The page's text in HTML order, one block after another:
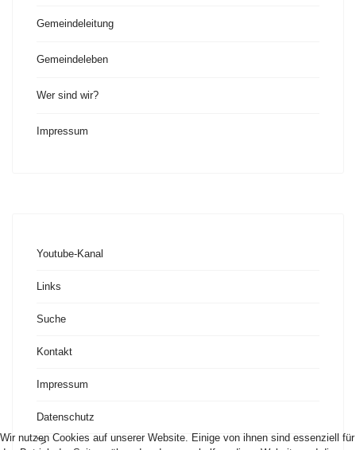
Gemeindeleitung
Gemeindeleben
Wer sind wir?
Impressum
Youtube-Kanal
Links
Suche
Kontakt
Impressum
Datenschutz
">
Wir nutzen Cookies auf unserer Website. Einige von ihnen sind essenziell für